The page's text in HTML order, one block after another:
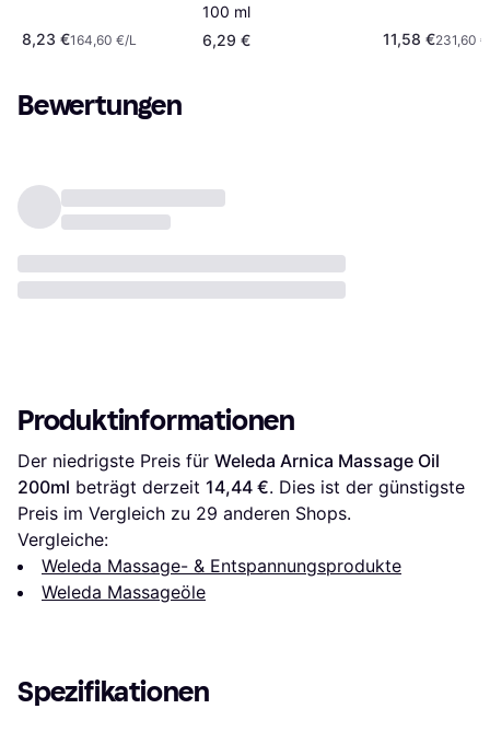
8,23 €164,60 €/L
100 ml
6,29 €
11,58 €231,60
Bewertungen
Produktinformationen
Der niedrigste Preis für Weleda Arnica Massage Oil
200ml beträgt derzeit 14,44 €. Dies ist der günstigste
Preis im Vergleich zu 29 anderen Shops.
Vergleiche:
Weleda Massage- & Entspannungsprodukte
Weleda Massageöle
Spezifikationen